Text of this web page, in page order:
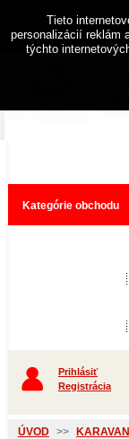
Kategórie obchodu
Prihlásiť
Registrácia
ÚVOD >>
Tieto
personalizácií reklám
týchto